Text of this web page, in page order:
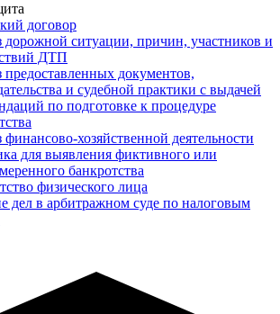
договор
дорожной ситуации, причин, участников и
ДТП
предоставленных документов,
и судебной практики с выдачей
по подготовке к процедуре
хозяйственной деятельности
для выявления фиктивного или
банкротства
физического лица
дел в арбитражном суде по налоговым